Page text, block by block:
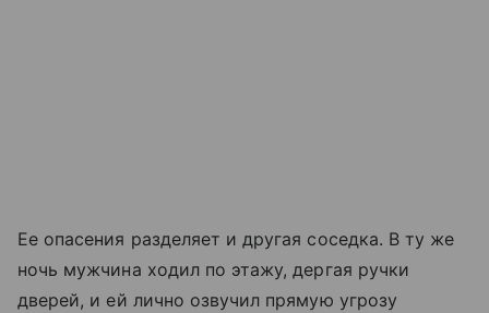
Ее опасения разделяет и другая соседка. В ту же
ночь мужчина ходил по этажу, дергая ручки
дверей, и ей лично озвучил прямую угрозу